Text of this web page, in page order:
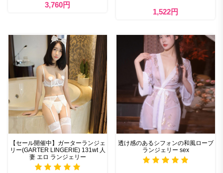
3,760円
1,522円
【セール開催中】ガーターランジェ
リー(GARTER LINGERIE) 131wt 人
妻 エロ ランジェリー
透け感のあるシフォンの和風ローブ
ランジェリー sex